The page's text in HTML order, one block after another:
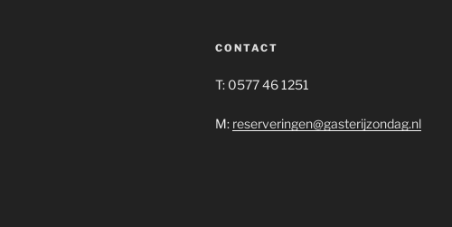
CONTACT
T: 0577 46 1251
M: reserveringen@gasterijzondag.nl